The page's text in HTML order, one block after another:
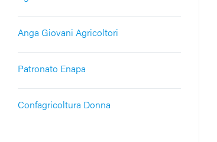
Anga Giovani Agricoltori
Patronato Enapa
Confagricoltura Donna